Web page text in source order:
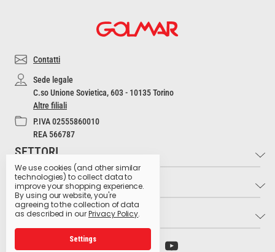
Contatti
Sede legale
C.so Unione Sovietica, 603 - 10135 Torino
Altre filiali
P.IVA 02555860010
REA 566787
SETTORI
Industria e Artigianato
Settore Medico
Settore Estetico
INFO
Contatti
Cultura dell'Igiene
Glossario dei pittogrammi
LINK UTILI
Archivio preparati pericolosi
We use cookies (and other similar
technologies) to collect data to
improve your shopping experience.
By using our website, you're
agreeing to the collection of data
as described in ourPrivacy Policy.
Settings